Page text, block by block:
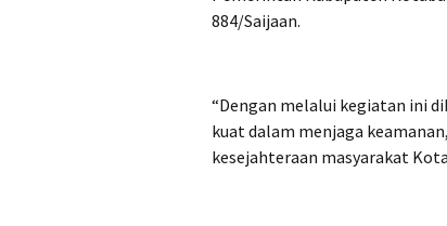
884/Saijaan.
“Dengan melalui kegiatan ini
kuat dalam menjaga
kesejahteraan masyarakat